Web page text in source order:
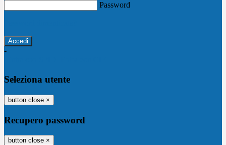
Password
-
Seleziona utente
button close ×
Recupero password
button close ×